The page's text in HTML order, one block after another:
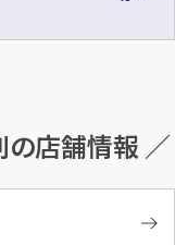
店舗情報 ／